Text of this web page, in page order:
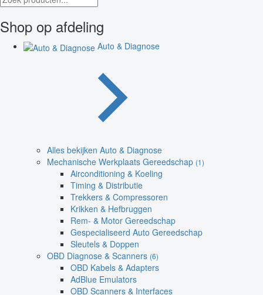
Shop op afdeling
Auto & Diagnose
Alles bekijken Auto & Diagnose
Mechanische Werkplaats Gereedschap (1)
Airconditioning & Koeling
Timing & Distributie
Trekkers & Compressoren
Krikken & Hefbruggen
Rem- & Motor Gereedschap
Gespecialiseerd Auto Gereedschap
Sleutels & Doppen
OBD Diagnose & Scanners (6)
OBD Kabels & Adapters
AdBlue Emulators
OBD Scanners & Interfaces